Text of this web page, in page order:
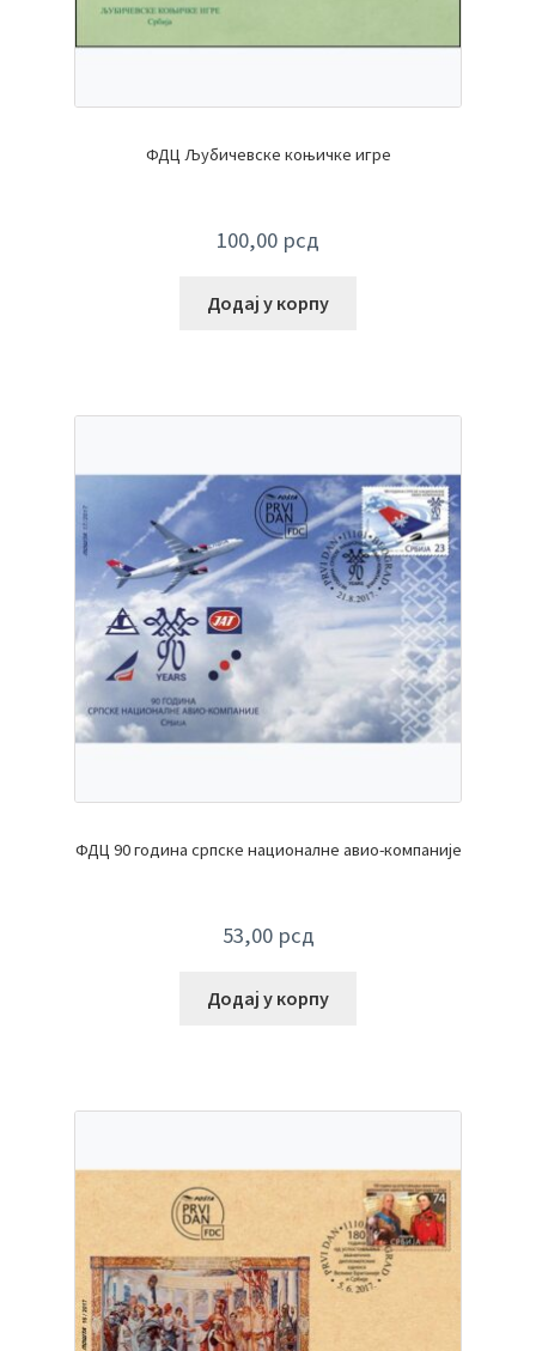
ФДЦ Љубичевске коњичке игре
100,00 рсд
Додај у корпу
ФДЦ 90 година српске националне авио-компаније
53,00 рсд
Додај у корпу